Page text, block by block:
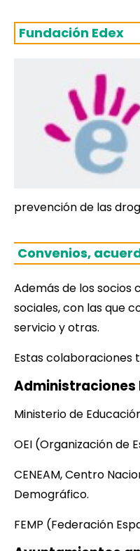
Fundación Edex
prevención de las
Convenios,
Además de los socios
sociales, con las que
servicio y otras.
Estas colaboraciones
Administraciones
Ministerio de
OEI (Organización de
CENEAM, Centro
Demográfico.
FEMP (Federación